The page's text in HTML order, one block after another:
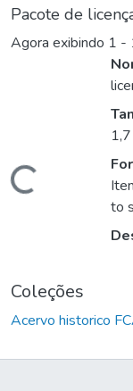
Pacote de
Agora exibindo 1 -
Carregando...
to
Coleções
Acervo historico